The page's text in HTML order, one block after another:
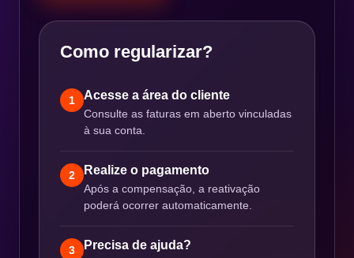
Como regularizar?
1 Acesse a área do cliente
Consulte as faturas em aberto vinculadas
à sua conta.
2 Realize o pagamento
Após a compensação, a reativação
poderá ocorrer automaticamente.
3 Precisa de ajuda?